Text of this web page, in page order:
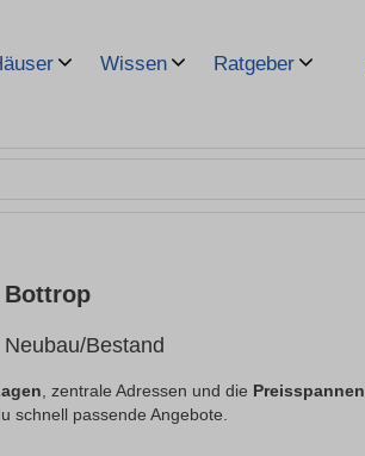
Wissen Ratgeber
Bottrop
Bestand
, zentrale Adressen und die Preisspannen
schnell passende Angebote.